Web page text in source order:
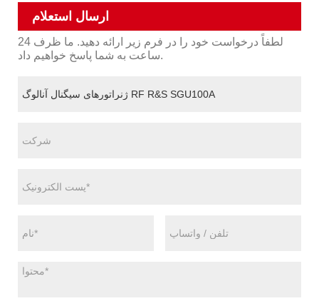
ارسال استعلام
لطفاً درخواست خود را در فرم زیر ارائه دهید. ما ظرف 24
ساعت به شما پاسخ خواهیم داد.